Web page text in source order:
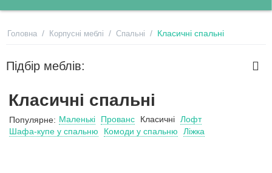
Головна / Корпусні меблі / Спальні / Класичні спальні
Підбір меблів:
Класичні спальні
Популярне: Маленькі Прованс Класичні Лофт
Шафа-купе у спальню
Комоди у спальню Ліжка